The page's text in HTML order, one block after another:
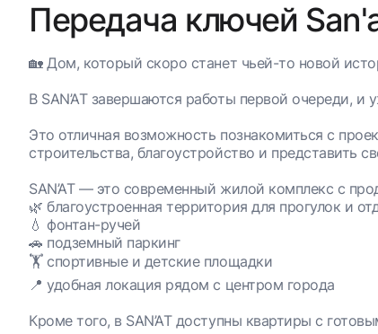
Передача ключей
🏡 Дом, который скоро станет чьей-то новой
В SAN’AT завершаются работы первой очереди,
Это отличная возможность познакомиться с
строительства, благоустройство и
SAN’AT — это современный жилой комплекс с
🌿 благоустроенная территория для прогулок и
💧 фонтан-ручей
🚗 подземный паркинг
🏋️ спортивные и детские площадки
📍 удобная локация рядом с центром города
Кроме того, в SAN’AT доступны квартиры с